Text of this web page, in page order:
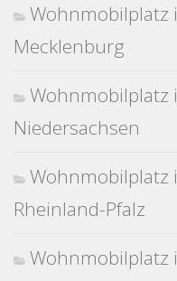
Wohnmobilplatz
Mecklenburg
Wohnmobilplatz
Niedersachsen
Wohnmobilplatz
Rheinland-Pfalz
Wohnmobilplatz